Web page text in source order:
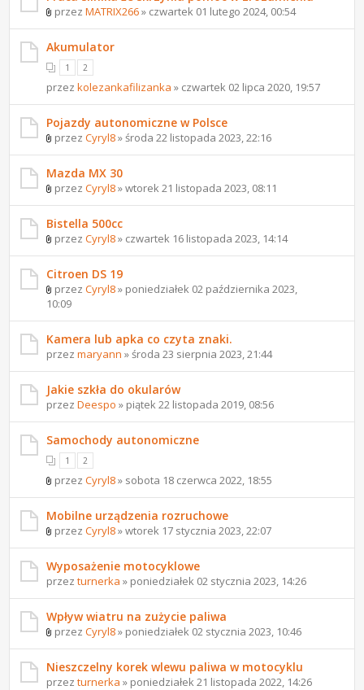
przezMATRIX266» czwartek 01 lutego 2024, 00:54
Akumulator
1 2
przezkolezankafilizanka » czwartek 02 lipca 2020, 19:57
Pojazdy autonomiczne w Polsce
przezCyryl8» środa 22 listopada 2023, 22:16
Mazda MX 30
przezCyryl8» wtorek 21 listopada 2023, 08:11
Bistella 500cc
przezCyryl8» czwartek 16 listopada 2023, 14:14
Citroen DS 19
przezCyryl8» poniedziałek 02 października 2023,
10:09
Kamera lub apka co czyta znaki.
przezmaryann » środa 23 sierpnia 2023, 21:44
Jakie szkła do okularów
przezDeespo » piątek 22 listopada 2019, 08:56
Samochody autonomiczne
1 2
przezCyryl8» sobota 18 czerwca 2022, 18:55
Mobilne urządzenia rozruchowe
przezCyryl8» wtorek 17 stycznia 2023, 22:07
Wyposażenie motocyklowe
przezturnerka » poniedziałek 02 stycznia 2023, 14:26
Wpływ wiatru na zużycie paliwa
przezCyryl8» poniedziałek 02 stycznia 2023, 10:46
Nieszczelny korek wlewu paliwa w motocyklu
przezturnerka » poniedziałek 21 listopada 2022, 14:26